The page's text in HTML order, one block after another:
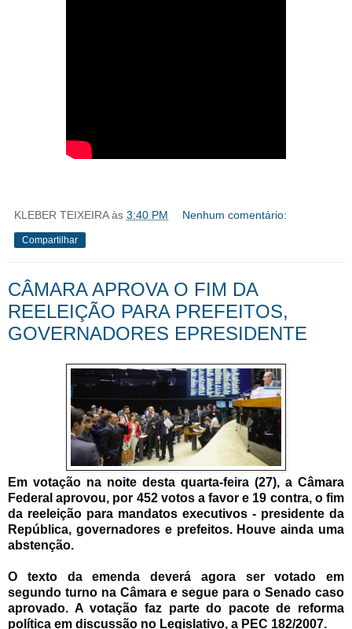
KLEBER TEIXEIRA às 3:40 PM Nenhum comentário:
Compartilhar
CÂMARA APROVA O FIM DA
REELEIÇÃO PARA PREFEITOS,
GOVERNADORES EPRESIDENTE
Em votação na noite desta quarta-feira (27), a Câmara
Federal aprovou, por 452 votos a favor e 19 contra, o fim
da reeleição para mandatos executivos - presidente da
República, governadores e prefeitos. Houve ainda uma
abstenção.
O texto da emenda deverá agora ser votado em
segundo turno na Câmara e segue para o Senado caso
aprovado. A votação faz parte do pacote de reforma
política em discussão no Legislativo, a PEC 182/2007.